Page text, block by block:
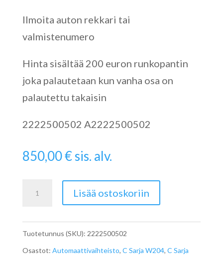
Ilmoita auton rekkari tai
valmistenumero
Hinta sisältää 200 euron runkopantin
joka palautetaan kun vanha osa on
palautettu takaisin
2222500502 A2222500502
850,00€sis. alv.
/Momentinmuunnin
A2222500502
määrä
Lisää ostoskoriin
Tuotetunnus (SKU): 2222500502
Osastot: Automaattivaihteisto, C Sarja W204, C Sarja